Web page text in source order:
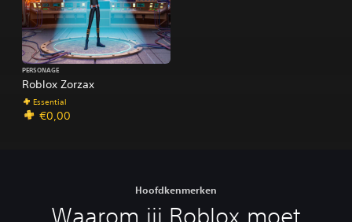
Roblox Zorzax
PERSONAGE
Essential
€0,00
Hoofdkenmerken
Waarom jij Roblox moet